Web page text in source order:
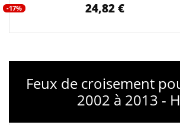
-17% 24,82 €
Feux de croisement
2002 à 2013 -